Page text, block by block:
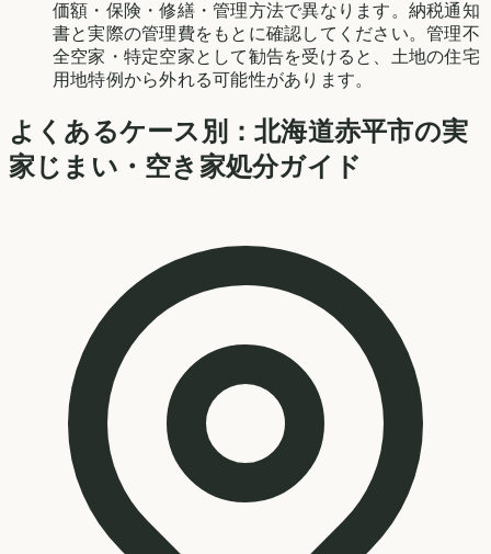
価額・保険・修繕・管理方法で異なります。納税通知
書と実際の管理費をもとに確認してください。管理不
全空家・特定空家として勧告を受けると、土地の住宅
用地特例から外れる可能性があります。
よくあるケース別：北海道赤平市の実
家じまい・空き家処分ガイド